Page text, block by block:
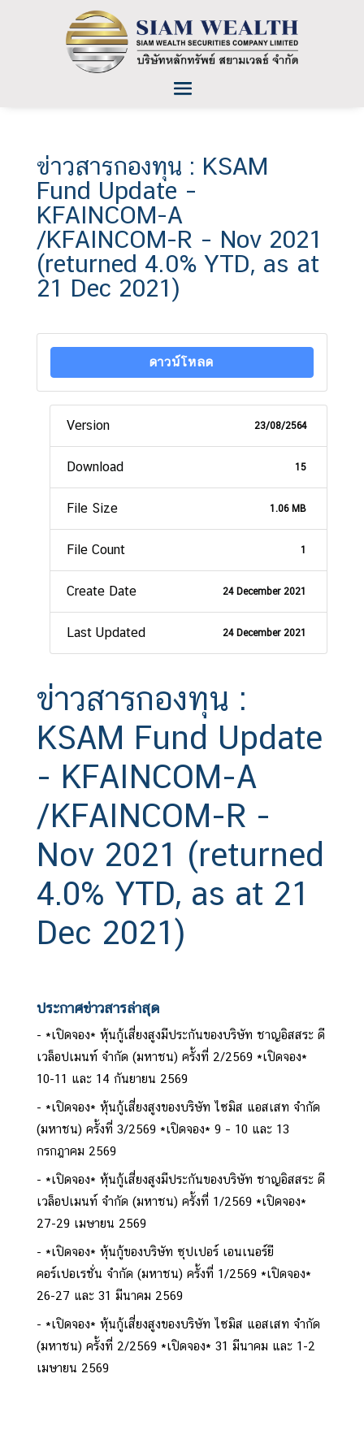
ข่าวสารกองทุน : KSAM
Fund Update –
KFAINCOM-A
/KFAINCOM-R – Nov 2021
(returned 4.0% YTD, as at
21 Dec 2021)
ดาวน์โหลด
Version 23/08/2564
Download 15
File Size 1.06 MB
File Count 1
Create Date 24 December 2021
Last Updated 24 December 2021
ข่าวสารกองทุน :
KSAM Fund Update
- KFAINCOM-A
/KFAINCOM-R -
Nov 2021 (returned
4.0% YTD, as at 21
Dec 2021)
ประกาศข่าวสารล่าสุด
*เปิดจอง* หุ้นกู้เสี่ยงสูงมีประกันของบริษัท ชาญอิสสระ ดี
เวล็อปเมนท์ จำกัด (มหาชน) ครั้งที่ 2/2569 *เปิดจอง*
10-11 และ 14 กันยายน 2569
*เปิดจอง* หุ้นกู้เสี่ยงสูงของบริษัท ไซมิส แอสเสท จำกัด
(มหาชน) ครั้งที่ 3/2569 *เปิดจอง* 9 – 10 และ 13
กรกฎาคม 2569
*เปิดจอง* หุ้นกู้เสี่ยงสูงมีประกันของบริษัท ชาญอิสสระ ดี
เวล็อปเมนท์ จำกัด (มหาชน) ครั้งที่ 1/2569 *เปิดจอง*
27-29 เมษายน 2569
*เปิดจอง* หุ้นกู้ของบริษัท ซุปเปอร์ เอนเนอร์ยี
คอร์เปอเรชั่น จำกัด (มหาชน) ครั้งที่ 1/2569 *เปิดจอง*
26-27 และ 31 มีนาคม 2569
*เปิดจอง* หุ้นกู้เสี่ยงสูงของบริษัท ไซมิส แอสเสท จำกัด
(มหาชน) ครั้งที่ 2/2569 *เปิดจอง* 31 มีนาคม และ 1-2
เมษายน 2569